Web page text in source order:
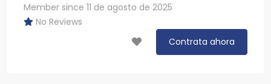
Member since 11 de agosto de 2025
No Reviews
Contrata ahora